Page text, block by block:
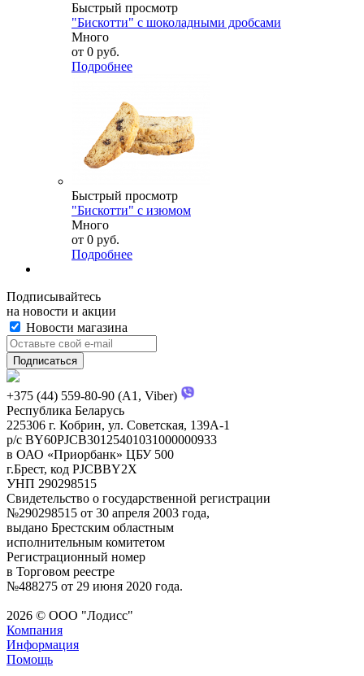
Быстрый просмотр
"Бискотти" с шоколадными дробсами
Много
от 0 руб.
Подробнее
Быстрый просмотр
"Бискотти" с изюмом
Много
от 0 руб.
Подробнее
Подписывайтесь
на новости и акции
Новости магазина
+375 (44) 559-80-90 (A1, Viber)
Республика Беларусь
225306 г. Кобрин, ул. Советская, 139А-1
р/с BY60PJCB30125401031000000933
в ОАО «Приорбанк» ЦБУ 500
г.Брест, код PJCBBY2X
УНП 290298515
Свидетельство о государственной регистрации
№290298515 от 30 апреля 2003 года,
выдано Брестским областным
исполнительным комитетом
Регистрационный номер
в Торговом реестре
№488275 от 29 июня 2020 года.
2026 © ООО "Лодисс"
Компания
Информация
Помощь